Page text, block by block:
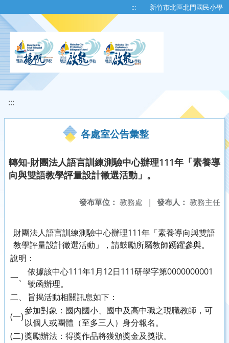
::: 新竹市北區北門國民小學
:::
各處室公告彙整
轉知-財團法人語言訓練測驗中心辦理111年「素養導
向與雙語教學評量設計徵選活動」。
發布人： 教務主任
發布單位： 教務處 |
財團法人語言訓練測驗中心辦理111年「素養導向與雙語
教學評量設計徵選活動」，請鼓勵所屬教師踴躍參與。
說明：
一、
依據該中心111年1月12日111研學字第0000000001
號函辦理。
二、
旨揭活動相關訊息如下：
(一)
參加對象：國內國小、國中及高中職之現職教師，可
以個人或團體（至多三人）身分報名。
(二)獎勵辦法：得獎作品將獲頒獎金及獎狀。